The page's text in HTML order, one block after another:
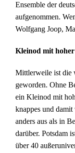
Ensemble der
aufgenommen.
Wolfgang Joop,
Kleinod mit
Mittlerweile ist die
geworden. Ohne
ein Kleinod mit
knappes und
anders aus als in
darüber. Potsdam
über 40